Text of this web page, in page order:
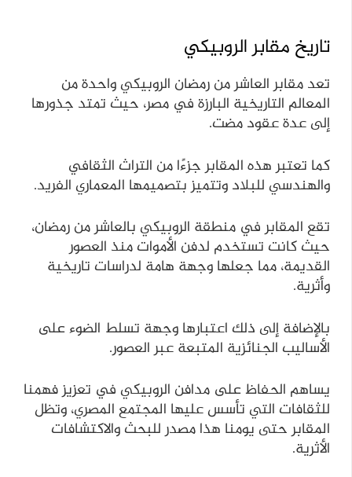
تاريخ مقابر الروبيكي
تعد مقابر العاشر من رمضان الروبيكي واحدة من
المعالم التاريخية البارزة في مصر، حيث تمتد جذورها
إلى عدة عقود مضت.
كما تعتبر هذه المقابر جزءًا من التراث الثقافي
والهندسي للبلاد وتتميز بتصميمها المعماري الفريد.
تقع المقابر في منطقة الروبيكي بالعاشر من رمضان،
حيث كانت تستخدم لدفن الأموات منذ العصور
القديمة، مما جعلها وجهة هامة لدراسات تاريخية
وأثرية.
بالإضافة إلى ذلك اعتبارها وجهة تسلط الضوء على
الأساليب الجنائزية المتبعة عبر العصور.
يساهم الحفاظ على مدافن الروبيكي في تعزيز فهمنا
للثقافات التي تأسس عليها المجتمع المصري، وتظل
المقابر حتى يومنا هذا مصدر للبحث والاكتشافات
الأثرية.